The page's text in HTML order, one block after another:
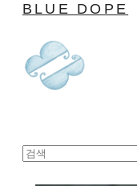
BLUE DOPE